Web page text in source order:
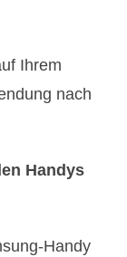
Ihrem
nach
Handys
Handy